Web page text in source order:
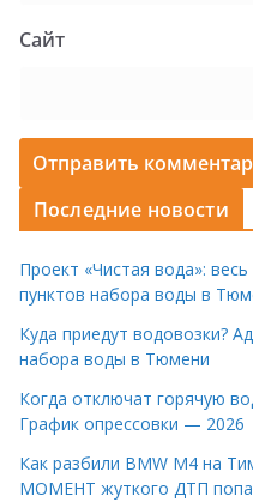
Сайт
Последние новости
Проект «Чистая вода»:
пунктов набора воды в
Куда приедут водовозки?
набора воды в Тюмени
Когда отключат горячую
График опрессовки — 2026
Как разбили BMW M4 на
МОМЕНТ жуткого ДТП